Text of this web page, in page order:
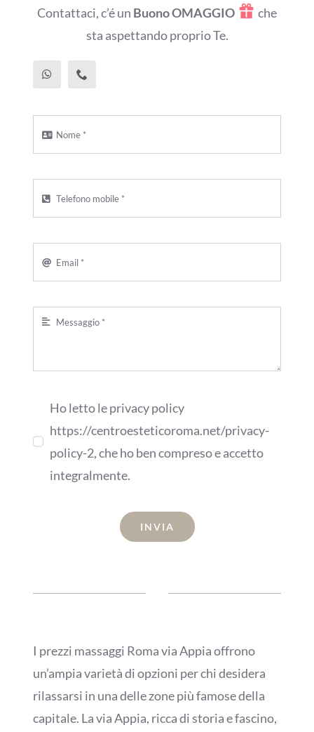
Contattaci, c’é un Buono OMAGGIO
che
sta aspettando proprio Te.
Ho letto le privacy policy
https://centroesteticoroma.net/privacy-
policy-2, che ho ben compreso e accetto
integralmente.
INVIA
I prezzi massaggi Roma via Appia offrono
un’ampia varietà di opzioni per chi desidera
rilassarsi in una delle zone più famose della
capitale. La via Appia, ricca di storia e fascino,